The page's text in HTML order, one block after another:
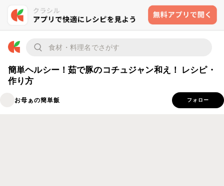
簡単ヘルシー！茹で豚のコチュジャン和え！ レシピ・
作り方
お母ぁの簡単飯 フォロー